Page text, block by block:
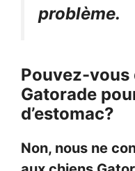
problème.
Pouvez-vous
Gatorade
d’estomac?
Non, nous ne